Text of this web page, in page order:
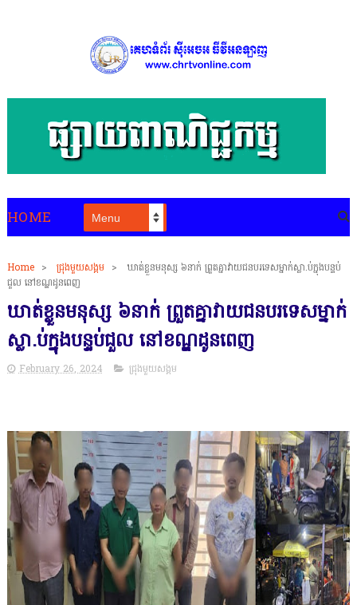
HOME
Home > ជ្រុងមួយសង្គម >
ឃាត់ខ្លួន​មនុស្ស ៦​នាក់ ព្រួត​គ្នា​វាយ​ជនបរទេស​ម្នាក់​ស្លា​.​ប់​ក្នុង​បន្ទប់​
ជួល នៅ​ខណ្ឌដូនពេញ
ឃាត់ខ្លួន​មនុស្ស ៦​នាក់ ព្រួត​គ្នា​វាយ​ជនបរទេស​ម្នាក់​
ស្លា​.​ប់​ក្នុង​បន្ទប់​ជួល នៅ​ខណ្ឌដូនពេញ
February 26, 2024 ជ្រុងមួយសង្គម